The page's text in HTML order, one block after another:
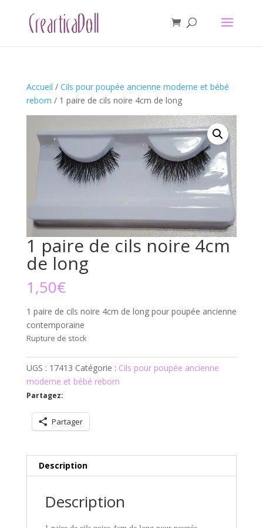
Accueil / Cils pour poupée ancienne moderne et bébé
reborn / 1 paire de cils noire 4cm de long
1 paire de cils noire 4cm
de long
1,50€
1 paire de cils noire 4cm de long pour poupée ancienne
contemporaine
Rupture de stock
UGS : 17413 Catégorie : Cils pour poupée ancienne
moderne et bébé reborn
Partagez:
Partager
Description
Description